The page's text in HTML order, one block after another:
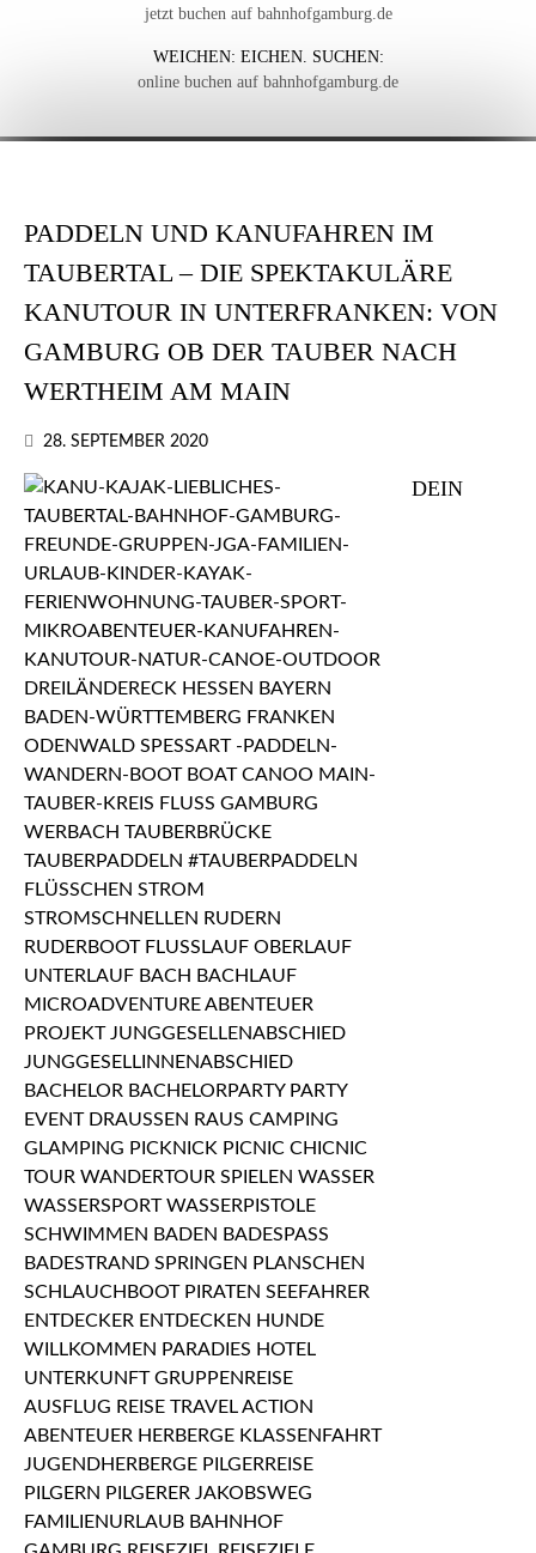
jetzt buchen auf bahnhofgamburg.de
WEICHEN: EICHEN. SUCHEN:
online buchen auf bahnhofgamburg.de
PADDELN UND KANUFAHREN IM
TAUBERTAL – DIE SPEKTAKULÄRE
KANUTOUR IN UNTERFRANKEN: VON
GAMBURG OB DER TAUBER NACH
WERTHEIM AM MAIN
28. SEPTEMBER 2020
DEIN